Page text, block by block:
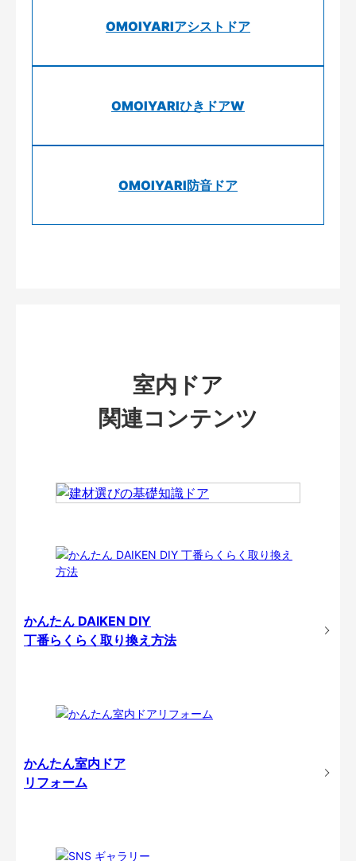
OMOIYARIアシストドア
OMOIYARIひきドアW
OMOIYARI防音ドア
室内ドア
関連コンテンツ
かんたん DAIKEN DIY
丁番らくらく取り換え方法
かんたん室内ドア
リフォーム